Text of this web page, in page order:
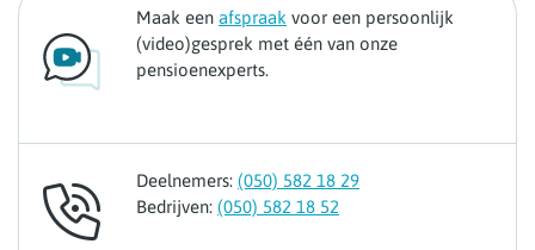
Maak een afspraak voor een persoonlijk
(video)gesprek met één van onze
pensioenexperts.
Deelnemers: (050) 582 18 29
Bedrijven: (050) 582 18 52